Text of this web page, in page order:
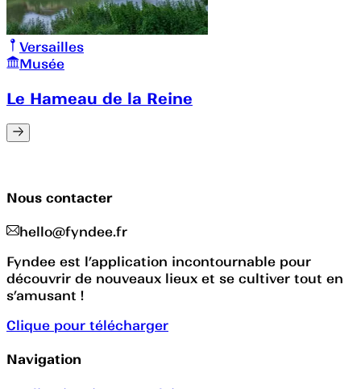
Versailles
Musée
Le Hameau de la Reine
Nous contacter
hello@fyndee.fr
Fyndee est l’application incontournable pour
découvrir de nouveaux lieux et se cultiver tout en
s’amusant !
Clique pour télécharger
Navigation